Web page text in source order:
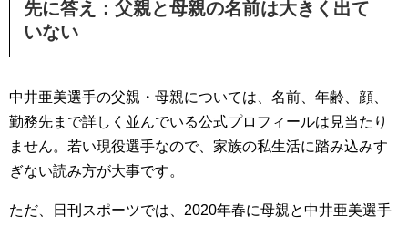
先に答え：父親と母親の名前は大きく出て
いない
中井亜美選手の父親・母親については、名前、年齢、顔、
勤務先まで詳しく並んでいる公式プロフィールは見当たり
ません。若い現役選手なので、家族の私生活に踏み込みす
ぎない読み方が大事です。
ただ、日刊スポーツでは、2020年春に母親と中井亜美選手